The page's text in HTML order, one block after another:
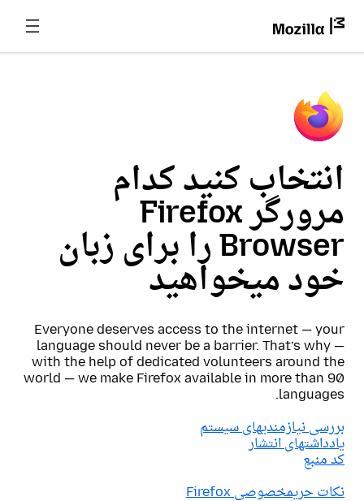
انتخاب کنید کدام
مرورگر Firefox
Browser را برای زبان
خود میخواهید
Everyone deserves access to the internet — your
language should never be a barrier. That’s why —
with the help of dedicated volunteers around the
world — we make Firefox available in more than 90
languages.
بررسی نیازمندیهای سیستم
یادداشتهای انتشار
کد منبع
نکات حریمخصوصی Firefox